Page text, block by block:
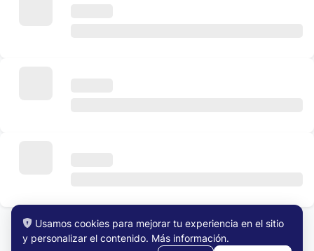
Usamos cookies para mejorar tu experiencia en el sitio
y personalizar el contenido. Más información.